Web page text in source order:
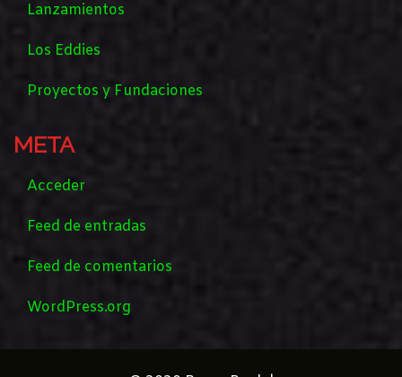
Lanzamientos
Los Eddies
Proyectos y Fundaciones
META
Acceder
Feed de entradas
Feed de comentarios
WordPress.org